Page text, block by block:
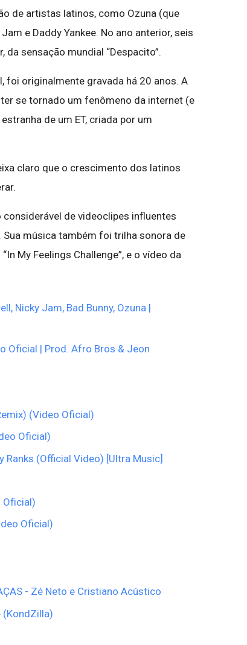
de artistas latinos, como Ozuna (que
e Daddy Yankee. No ano anterior, seis
sensação mundial “Despacito”.
foi originalmente gravada há 20 anos. A
se tornado um fenômeno da internet (e
de um ET, criada por um
claro que o crescimento dos latinos
de videoclipes influentes
Sua música também foi trilha sonora de
My Feelings Challenge”, e o vídeo da
Nicky Jam, Bad Bunny, Ozuna |
Oficial | Prod. Afro Bros & Jeon
(Video Oficial)
Oficial)
Ranks (Official Video) [Ultra Music]
Oficial)
Oficial)
- Zé Neto e Cristiano Acústico
(KondZilla)